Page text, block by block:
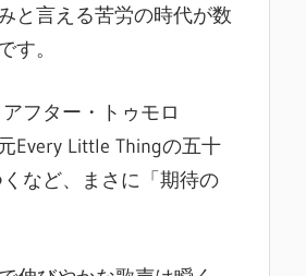
と言える苦労の時代が数
。
フター・トゥモロ
Every Little Thingの五十
など、まさに「期待の